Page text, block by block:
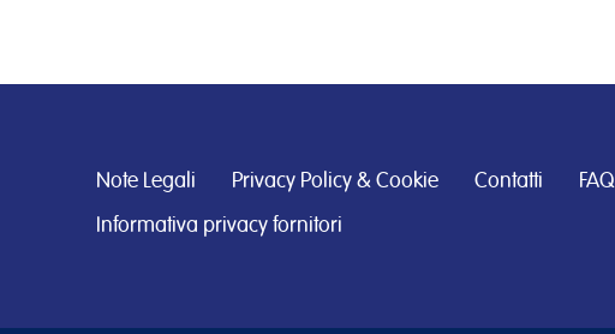
Note Legali Privacy Policy & Cookie Contatti FAQ
Informativa privacy fornitori